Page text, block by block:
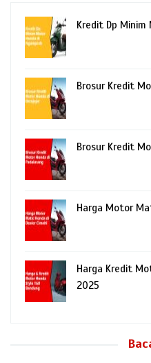
Kredit Dp
Brosur Kredit
Brosur Kredit
Harga Motor
Harga Kredit
2025